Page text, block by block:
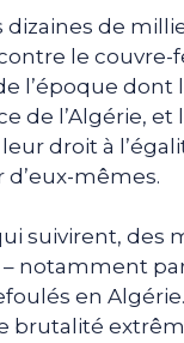
dizaines de
le
l’époque
de l’Algérie,
droit à
mêmes.
suivirent,
notamment
en
brutalité